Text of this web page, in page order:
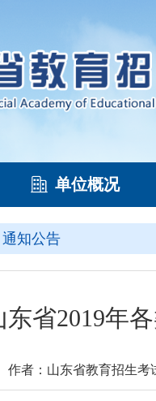
单位概况
通知公告
东省2019年
作者：山东省教育招生考